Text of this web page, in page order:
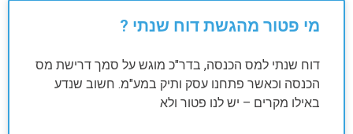
מי פטור מהגשת דוח שנתי ?
דוח שנתי למס הכנסה, בדר"כ מוגש על סמך דרישת מס
הכנסה וכאשר פתחנו עסק ותיק במע"מ. חשוב שנדע
באילו מקרים – יש לנו פטור ולא